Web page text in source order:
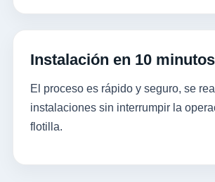
Instalación en 10 minutos
El proceso es rápido y seguro, se
instalaciones sin interrumpir la
flotilla.